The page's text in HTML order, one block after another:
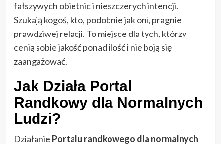
fałszywych obietnic i nieszczerych intencji.
Szukają kogoś, kto, podobnie jak oni, pragnie
prawdziwej relacji. To miejsce dla tych, którzy
cenią sobie jakość ponad ilość i nie boją się
zaangażować.
Jak Działa Portal
Randkowy dla Normalnych
Ludzi?
Działanie Portalu randkowego dla normalnych